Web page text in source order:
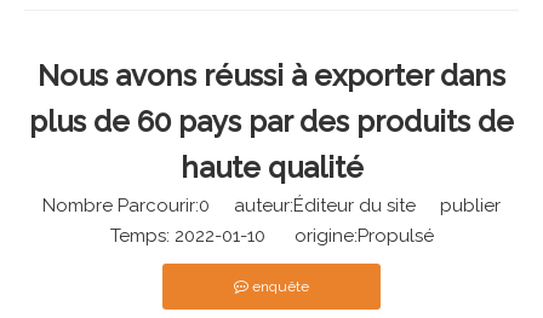
NOUVELLES
NOUS CONTACTER
Nous avons réussi à exporter dans
plus de 60 pays par des produits de
haute qualité
Nombre Parcourir:0 auteur:Éditeur du site publier
Temps: 2022-01-10 origine:Propulsé
enquête